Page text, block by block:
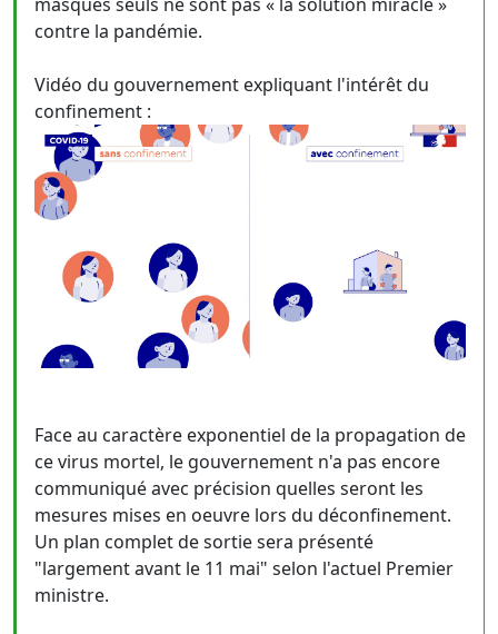
contre la pandémie.
Vidéo du gouvernement expliquant l'intérêt du
confinement :
Face au caractère exponentiel de la propagation de
ce virus mortel, le gouvernement n'a pas encore
communiqué avec précision quelles seront les
mesures mises en oeuvre lors du déconfinement.
Un plan complet de sortie sera présenté
"largement avant le 11 mai" selon l'actuel Premier
ministre.